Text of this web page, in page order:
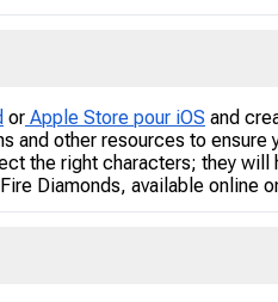
or Apple Store pour iOS and
and other resources to ensure
the right characters; they will
Diamonds, available online